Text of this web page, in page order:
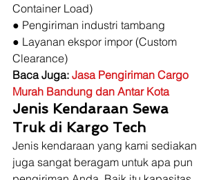
Container Load)
● Pengiriman industri tambang
● Layanan ekspor impor (Custom
Clearance)
Baca Juga: Jasa Pengiriman Cargo
Murah Bandung dan Antar Kota
Jenis Kendaraan Sewa
Truk di Kargo Tech
Jenis kendaraan yang kami sediakan
juga sangat beragam untuk apa pun